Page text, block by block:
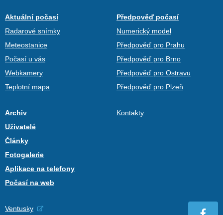
Aktuální počasí
Radarové snímky
Meteostanice
Počasí u vás
Webkamery
Teplotní mapa
Předpověď počasí
Numerický model
Předpověď pro Prahu
Předpověď pro Brno
Předpověď pro Ostravu
Předpověď pro Plzeň
Archiv
Uživatelé
Články
Fotogalerie
Aplikace na telefony
Počasí na web
Kontakty
Ventusky